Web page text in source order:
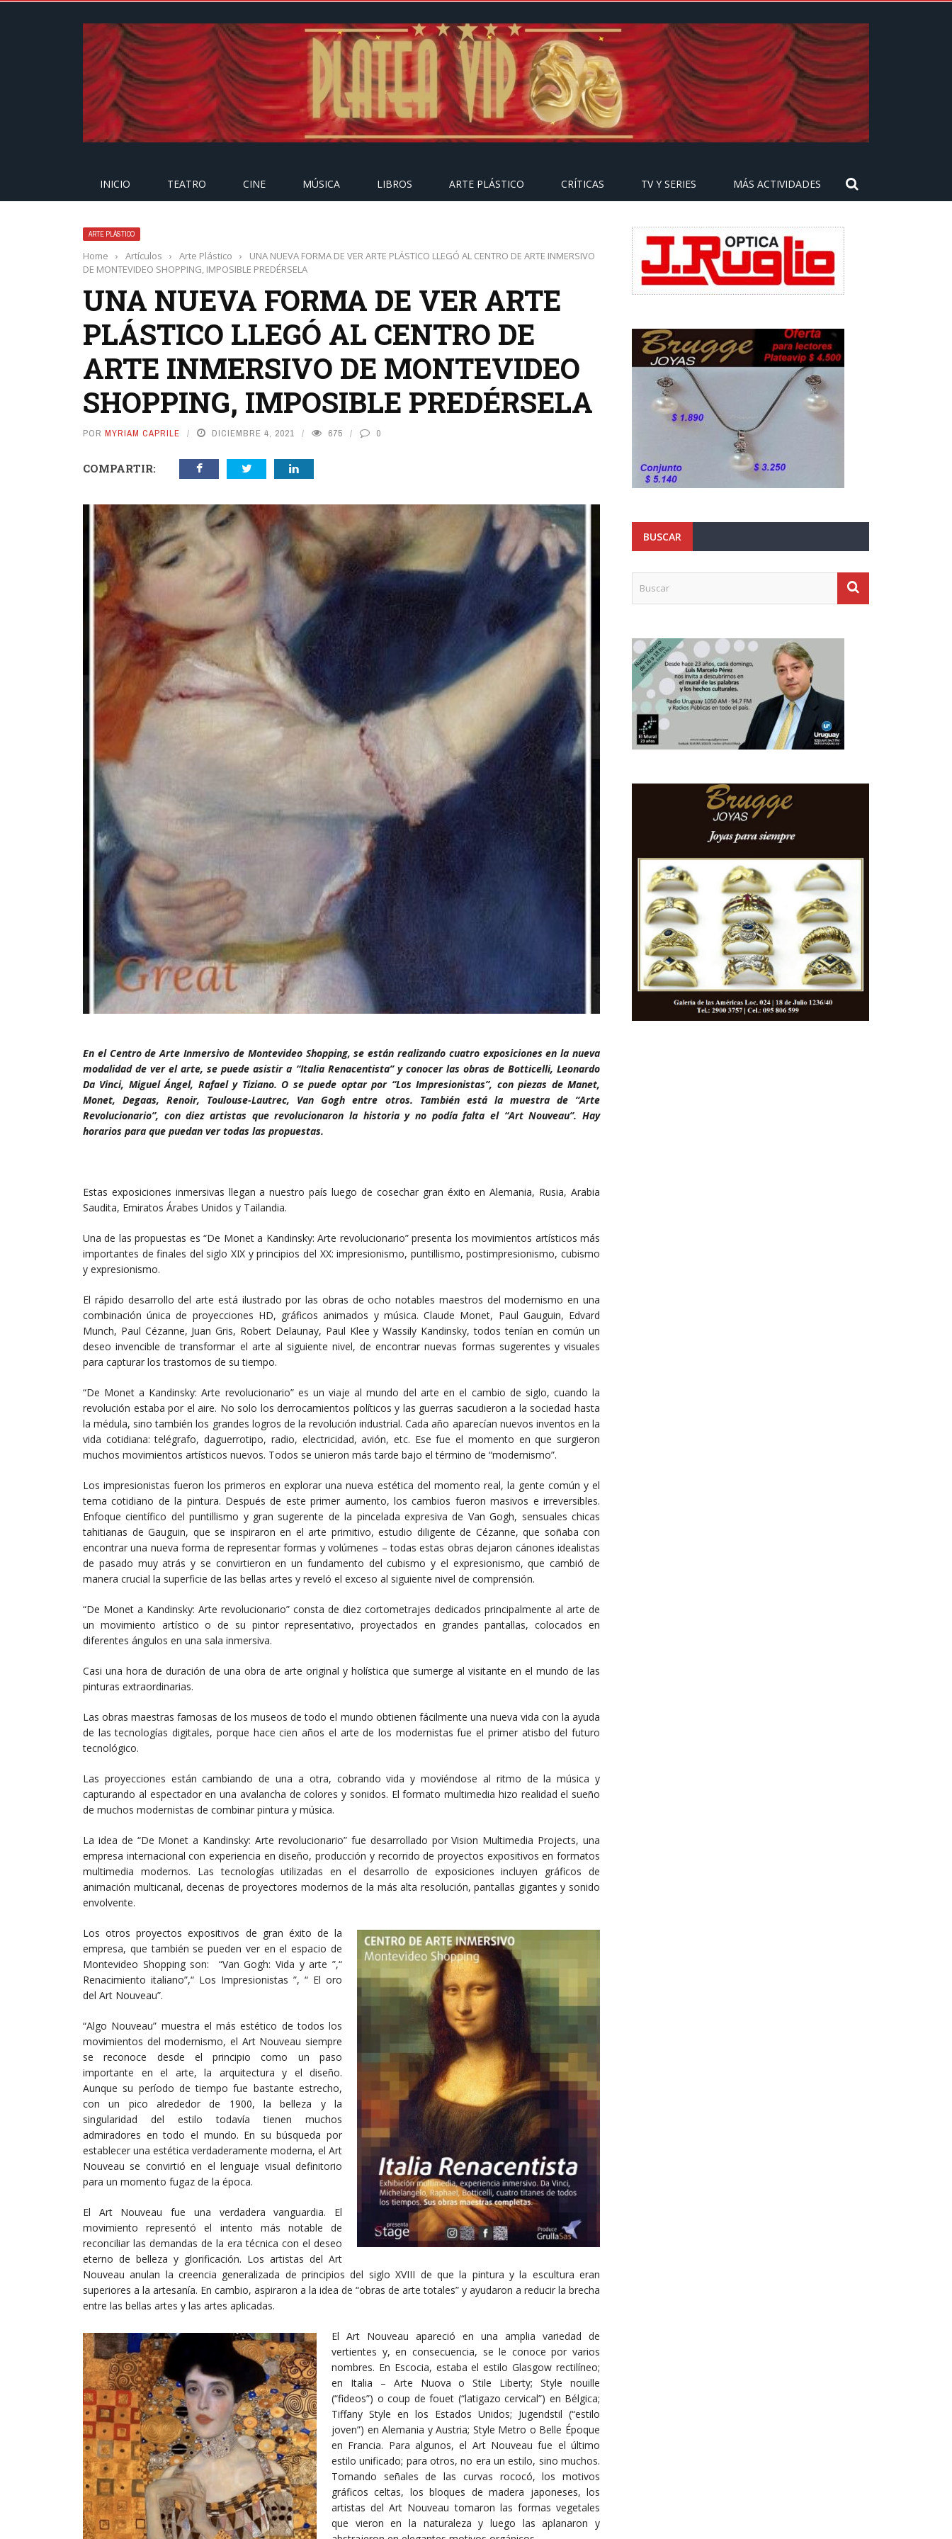
INICIO TEATRO CINE MÚSICA LIBROS ARTE PLÁSTICO CRÍTICAS TV Y SERIES MÁS ACTIVIDADES
ARTE PLÁSTICO
Home › Artículos › Arte Plástico ›
UNA NUEVA FORMA DE VER ARTE PLÁSTICO LLEGÓ AL CENTRO DE ARTE INMERSIVO
DE MONTEVIDEO SHOPPING, IMPOSIBLE PREDÉRSELA
UNA NUEVA FORMA DE VER ARTE
PLÁSTICO LLEGÓ AL CENTRO DE
ARTE INMERSIVO DE MONTEVIDEO
SHOPPING, IMPOSIBLE PREDÉRSELA
POR MYRIAM CAPRILE DICIEMBRE 4, 2021 675 0
COMPARTIR:
En el Centro de Arte Inmersivo de Montevideo Shopping, se están realizando cuatro exposiciones en la nueva
modalidad de ver el arte, se puede asistir a “Italia Renacentista” y conocer las obras de Botticelli, Leonardo
Da Vinci, Miguel Ángel, Rafael y Tiziano. O se puede optar por “Los Impresionistas”, con piezas de Manet,
Monet, Degaas, Renoir, Toulouse-Lautrec, Van Gogh entre otros. También está la muestra de “Arte
Revolucionario”, con diez artistas que revolucionaron la historia y no podía falta el “Art Nouveau”. Hay
horarios para que puedan ver todas las propuestas.
Estas exposiciones inmersivas llegan a nuestro país luego de cosechar gran éxito en Alemania, Rusia, Arabia
Saudita, Emiratos Árabes Unidos y Tailandia.
Una de las propuestas es “De Monet a Kandinsky: Arte revolucionario” presenta los movimientos artísticos más
importantes de finales del siglo XIX y principios del XX: impresionismo, puntillismo, postimpresionismo, cubismo
y expresionismo.
El rápido desarrollo del arte está ilustrado por las obras de ocho notables maestros del modernismo en una
combinación única de proyecciones HD, gráficos animados y música. Claude Monet, Paul Gauguin, Edvard
Munch, Paul Cézanne, Juan Gris, Robert Delaunay, Paul Klee y Wassily Kandinsky, todos tenían en común un
deseo invencible de transformar el arte al siguiente nivel, de encontrar nuevas formas sugerentes y visuales
para capturar los trastornos de su tiempo.
“De Monet a Kandinsky: Arte revolucionario” es un viaje al mundo del arte en el cambio de siglo, cuando la
revolución estaba por el aire. No solo los derrocamientos políticos y las guerras sacudieron a la sociedad hasta
la médula, sino también los grandes logros de la revolución industrial. Cada año aparecían nuevos inventos en la
vida cotidiana: telégrafo, daguerrotipo, radio, electricidad, avión, etc. Ese fue el momento en que surgieron
muchos movimientos artísticos nuevos. Todos se unieron más tarde bajo el término de “modernismo”.
Los impresionistas fueron los primeros en explorar una nueva estética del momento real, la gente común y el
tema cotidiano de la pintura. Después de este primer aumento, los cambios fueron masivos e irreversibles.
Enfoque científico del puntillismo y gran sugerente de la pincelada expresiva de Van Gogh, sensuales chicas
tahitianas de Gauguin, que se inspiraron en el arte primitivo, estudio diligente de Cézanne, que soñaba con
encontrar una nueva forma de representar formas y volúmenes – todas estas obras dejaron cánones idealistas
de pasado muy atrás y se convirtieron en un fundamento del cubismo y el expresionismo, que cambió de
manera crucial la superficie de las bellas artes y reveló el exceso al siguiente nivel de comprensión.
“De Monet a Kandinsky: Arte revolucionario” consta de diez cortometrajes dedicados principalmente al arte de
un movimiento artístico o de su pintor representativo, proyectados en grandes pantallas, colocados en
diferentes ángulos en una sala inmersiva.
Casi una hora de duración de una obra de arte original y holística que sumerge al visitante en el mundo de las
pinturas extraordinarias.
Las obras maestras famosas de los museos de todo el mundo obtienen fácilmente una nueva vida con la ayuda
de las tecnologías digitales, porque hace cien años el arte de los modernistas fue el primer atisbo del futuro
tecnológico.
Las proyecciones están cambiando de una a otra, cobrando vida y moviéndose al ritmo de la música y
capturando al espectador en una avalancha de colores y sonidos. El formato multimedia hizo realidad el sueño
de muchos modernistas de combinar pintura y música.
La idea de “De Monet a Kandinsky: Arte revolucionario” fue desarrollado por Vision Multimedia Projects, una
empresa internacional con experiencia en diseño, producción y recorrido de proyectos expositivos en formatos
multimedia modernos. Las tecnologías utilizadas en el desarrollo de exposiciones incluyen gráficos de
animación multicanal, decenas de proyectores modernos de la más alta resolución, pantallas gigantes y sonido
envolvente.
Los otros proyectos expositivos de gran éxito de la
empresa, que también se pueden ver en el espacio de
Montevideo Shopping son: “Van Gogh: Vida y arte ”,“
Renacimiento italiano”,“ Los Impresionistas ”, “ El oro
del Art Nouveau”.
“Algo Nouveau” muestra el más estético de todos los
movimientos del modernismo, el Art Nouveau siempre
se reconoce desde el principio como un paso
importante en el arte, la arquitectura y el diseño.
Aunque su período de tiempo fue bastante estrecho,
con un pico alrededor de 1900, la belleza y la
singularidad del estilo todavía tienen muchos
admiradores en todo el mundo. En su búsqueda por
establecer una estética verdaderamente moderna, el Art
Nouveau se convirtió en el lenguaje visual definitorio
para un momento fugaz de la época.
El Art Nouveau fue una verdadera vanguardia. El
movimiento representó el intento más notable de
reconciliar las demandas de la era técnica con el deseo
eterno de belleza y glorificación. Los artistas del Art
Nouveau anulan la creencia generalizada de principios del siglo XVIII de que la pintura y la escultura eran
superiores a la artesanía. En cambio, aspiraron a la idea de “obras de arte totales” y ayudaron a reducir la brecha
entre las bellas artes y las artes aplicadas.
El Art Nouveau apareció en una amplia variedad de
vertientes y, en consecuencia, se le conoce por varios
nombres. En Escocia, estaba el estilo Glasgow rectilíneo;
en Italia – Arte Nuova o Stile Liberty; Style nouille
(“fideos”) o coup de fouet (“latigazo cervical”) en Bélgica;
Tiffany Style en los Estados Unidos; Jugendstil (“estilo
joven”) en Alemania y Austria; Style Metro o Belle Époque
en Francia. Para algunos, el Art Nouveau fue el último
estilo unificado; para otros, no era un estilo, sino muchos.
Tomando señales de las curvas rococó, los motivos
gráficos celtas, los bloques de madera japoneses, los
artistas del Art Nouveau tomaron las formas vegetales
que vieron en la naturaleza y luego las aplanaron y
BUSCAR